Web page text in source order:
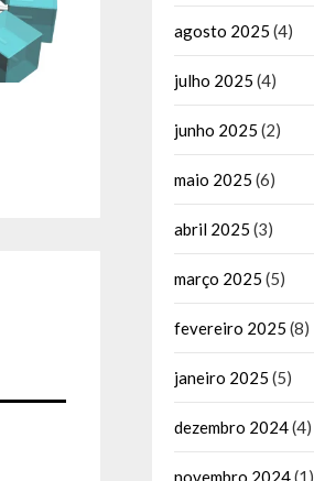
agosto 2025 (4)
julho 2025 (4)
junho 2025 (2)
maio 2025 (6)
abril 2025 (3)
março 2025 (5)
fevereiro 2025 (8)
janeiro 2025 (5)
dezembro 2024(4)